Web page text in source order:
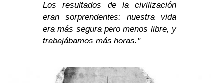
Los resultados de la civilización
eran sorprendentes: nuestra vida
era más segura pero menos libre, y
trabajábamos más horas."